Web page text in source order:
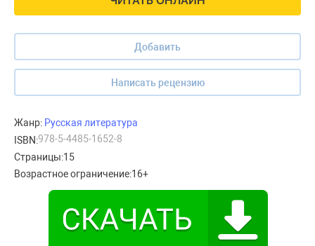
Добавить
Написать рецензию
Жанр: Русская литература
ISBN:978-5-4485-1652-8
Страницы:15
Возрастное ограничение:16+